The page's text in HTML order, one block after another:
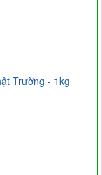
Trường - 1kg